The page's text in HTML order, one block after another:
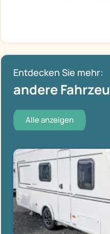
Entdecken Sie mehr:
andere
Alle anzeigen